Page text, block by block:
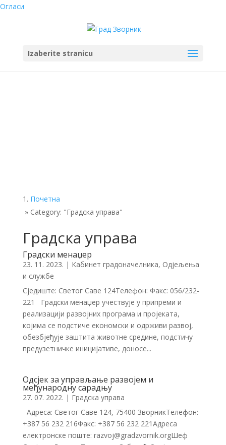
Огласи
Izaberite stranicu
Почетна
» Category: "Градска управа"
Градска управа
Градски менаџер
23. 11. 2023. | Кабинет градоначелника, Одјељења
и службе
Сједиште: Светог Саве 124Телефон: Факс: 056/232-
221 Градски менаџер учествује у припреми и
реализацији развојних програма и пројеката,
којима се подстиче економски и одрживи развој,
обезбјеђује заштита животне средине, подстичу
предузетничке иницијативе, доносе...
Oдсјек за управљање развојем и
међународну сарадњу
27. 07. 2022. | Градска управа
Адреса: Светог Саве 124, 75400 ЗворникТелефон:
+387 56 232 216Факс: +387 56 232 221Адреса
електронске поште: razvoj@gradzvornik.orgШеф